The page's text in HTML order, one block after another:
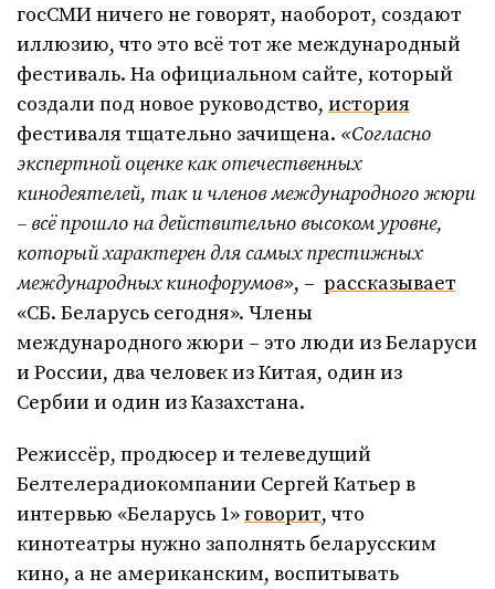
госСМИ ничего не говорят, наоборот, создают
иллюзию, что это всё тот же международный
фестиваль. На официальном сайте, который
создали под новое руководство, история
фестиваля тщательно зачищена. «Согласно
экспертной оценке как отечественных
кинодеятелей, так и членов международного жюри
– всё прошло на действительно высоком уровне,
который характерен для самых престижных
международных кинофорумов», – рассказывает
«СБ. Беларусь сегодня». Члены
международного жюри – это люди из Беларуси
и России, два человек из Китая, один из
Сербии и один из Казахстана.
Режиссёр, продюсер и телеведущий
Белтелерадиокомпании Сергей Катьер в
интервью «Беларусь 1»говорит, что
кинотеатры нужно заполнять беларусским
кино, а не американским, воспитывать